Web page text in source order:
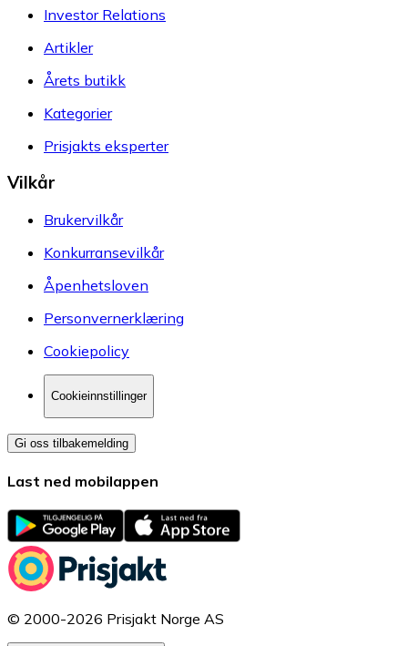
Investor Relations
Artikler
Årets butikk
Kategorier
Prisjakts eksperter
Vilkår
Brukervilkår
Konkurransevilkår
Åpenhetsloven
Personvernerklæring
Cookiepolicy
Cookieinnstillinger
Gi oss tilbakemelding
Last ned mobilappen
© 2000-2026 Prisjakt Norge AS